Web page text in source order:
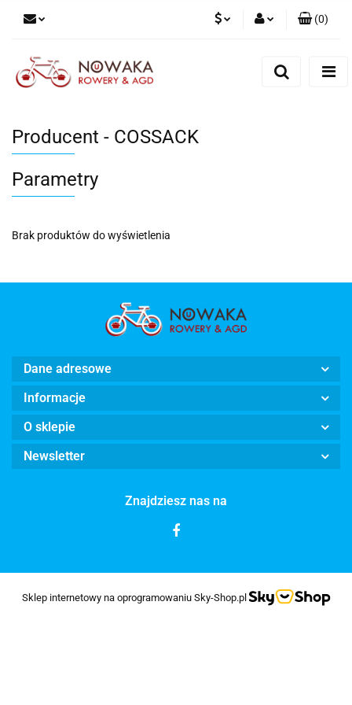
(0)
Producent - COSSACK
Parametry
Brak produktów do wyświetlenia
Dane adresowe
Informacje
O sklepie
Newsletter
Znajdziesz nas na
Sklep internetowy na oprogramowaniu Sky-Shop.pl